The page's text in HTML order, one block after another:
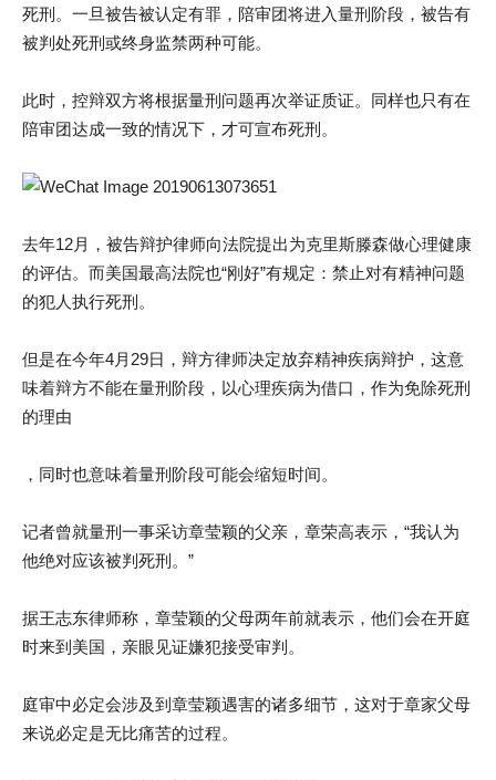
死刑。一旦被告被认定有罪，陪审团将进入量刑阶段，被告有
被判处死刑或终身监禁两种可能。
此时，控辩双方将根据量刑问题再次举证质证。同样也只有在
陪审团达成一致的情况下，才可宣布死刑。
去年12月，被告辩护律师向法院提出为克里斯滕森做心理健康
的评估。而美国最高法院也“刚好”有规定：禁止对有精神问题
的犯人执行死刑。
但是在今年4月29日，辩方律师决定放弃精神疾病辩护，这意
味着辩方不能在量刑阶段，以心理疾病为借口，作为免除死刑
的理由
，同时也意味着量刑阶段可能会缩短时间。
记者曾就量刑一事采访章莹颖的父亲，章荣高表示，“我认为
他绝对应该被判死刑。”
据王志东律师称，章莹颖的父母两年前就表示，他们会在开庭
时来到美国，亲眼见证嫌犯接受审判。
庭审中必定会涉及到章莹颖遇害的诸多细节，这对于章家父母
来说必定是无比痛苦的过程。